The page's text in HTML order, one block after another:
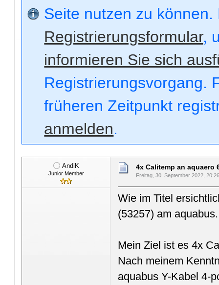
Seite nutzen zu
Registrierungsformular,
informieren Sie sich
Registrierungsvorgang.
früheren Zeitpunkt
anmelden.
AndiK
Junior Member
4x Calitemp an aquaero
Freitag, 30. September 2022,
Wie im Titel
(53257) am aquabus.
Mein Ziel ist es 4x
Nach meinem
aquabus Y-Kabel 4-